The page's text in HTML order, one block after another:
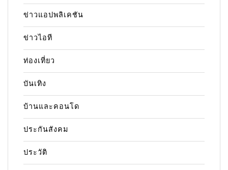
ข่าวแอปพลิเคชัน
ข่าวไอที
ท่องเที่ยว
บันเทิง
บ้านและคอนโด
ประกันสังคม
ประวัติ